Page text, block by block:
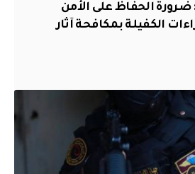
الحفاظ على الأمن
الكفيلة بمكافحة آثار